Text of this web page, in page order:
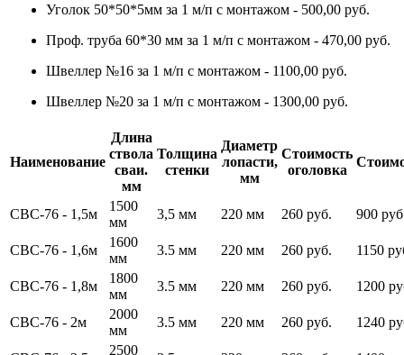
Уголок 50*50*5мм за 1 м/п с монтажом - 500,00 руб.
Проф. труба 60*30 мм за 1 м/п с монтажом - 470,00 руб.
Швеллер №16 за 1 м/п с монтажом - 1100,00 руб.
Швеллер №20 за 1 м/п с монтажом - 1300,00 руб.
Наименование
Длина
ствола
сваи.
мм
Толщина
стенки
Диаметр
лопасти,
мм
Стоимость
оголовка
СВС-76 - 1,5м
1500
мм
3,5 мм 220 мм 260 руб. 900
СВС-76 - 1,6м
1600
мм
3.5 мм 220 мм 260 руб. 1150
СВС-76 - 1,8м
1800
мм
3.5 мм 220 мм 260 руб. 1200
СВС-76 - 2м
2000
мм
3.5 мм 220 мм 260 руб. 1240
2500